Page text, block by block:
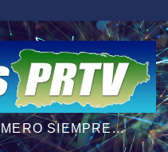
SIEMPRE...